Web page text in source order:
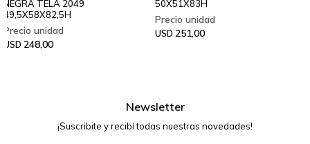
NEGRA TELA 2049
49,5X58X82,5H
USD 248,00
50X51X83H
USD 251,00
Newsletter
¡Suscribite y recibí todas nuestras novedades!